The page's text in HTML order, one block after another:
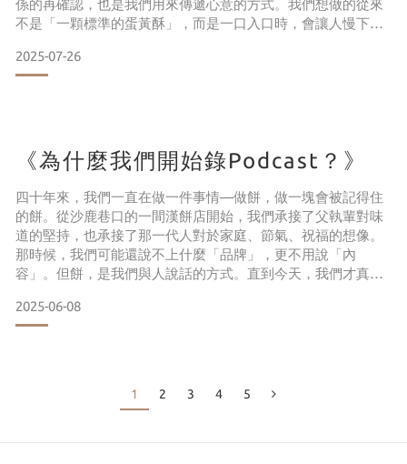
係的再確認，也是我們用來傳遞心意的方式。我們想做的從來
不是「一顆標準的蛋黃酥」，而是一口入口時，會讓人慢下來
對方口味的那一份用心。 我們相信：有些話語月亮會聽得見，
而有些情感，餅可以幫你說出口。
2025-07-26
《為什麼我們開始錄Podcast？》
四十年來，我們一直在做一件事情—做餅，做一塊會被記得住
的餅。從沙鹿巷口的一間漢餅店開始，我們承接了父執輩對味
道的堅持，也承接了那一代人對於家庭、節氣、祝福的想像。
那時候，我們可能還說不上什麼「品牌」，更不用說「內
容」。但餅，是我們與人說話的方式。直到今天，我們才真正
是時間、情感和手路技藝。所以，我們想開始用聲音，把這些
說得更清楚。聲音的開始，是回到生活的起點我們的Podcast
2025-06-08
1 2 3 4 5